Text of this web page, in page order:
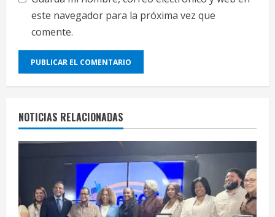
este navegador para la próxima vez que
comente.
NOTICIAS RELACIONADAS